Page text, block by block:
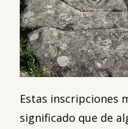
Estas inscripciones
significado que de